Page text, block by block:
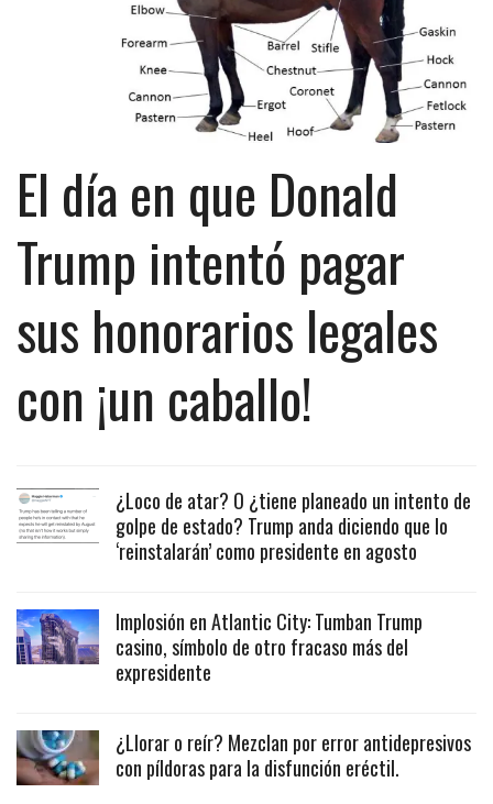
El día en que Donald
Trump intentó pagar
sus honorarios legales
con ¡un caballo!
¿Loco de atar? O ¿tiene planeado un intento de
golpe de estado? Trump anda diciendo que lo
‘reinstalarán’ como presidente en agosto
Implosión en Atlantic City: Tumban Trump
casino, símbolo de otro fracaso más del
expresidente
¿Llorar o reír? Mezclan por error antidepresivos
con píldoras para la disfunción eréctil.